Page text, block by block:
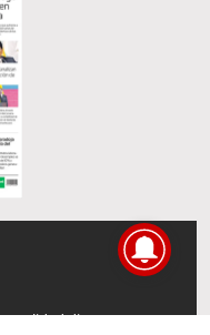
directamente en